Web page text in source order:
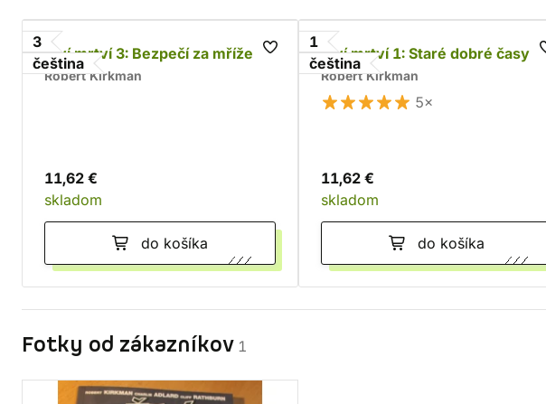
3
čeština
Živí mrtví 3: Bezpečí za mřížemi
Robert Kirkman
11,62 €
skladom
do košíka
1
čeština
Živí mrtví 1: Staré dobré časy
Robert Kirkman
5×
11,62 €
skladom
do košíka
Fotky od zákazníkov 1